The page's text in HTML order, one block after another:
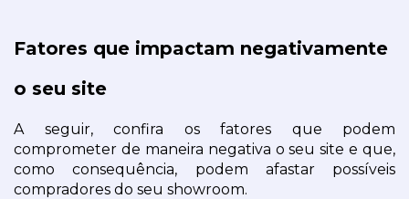
Fatores que impactam negativamente
o seu site
A seguir, confira os fatores que podem
comprometer de maneira negativa o seu site e que,
como consequência, podem afastar possíveis
compradores do seu showroom.